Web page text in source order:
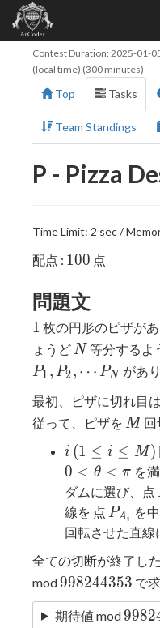
Contest Duration: 2025-01-
(local time) (300 minutes)
Top Tasks
Team Standings
P - Pizza
Time Limit: 2 sec /
配点 : 100
100 点
問題文
1
1 枚の円形のピザが
ょうど N
N 等分するよ
P1 , P2, ⋯ PN があ
最初、ピザに切れ目
従って、ピザを M
M 回
i
i (1
\le
i
\le
M)
(1 ≤ i ≤ M)
0 < θ < π を
ダムに選び、点
線を 点 PAi を
回転させた直線
全ての切断が終了し
mod998244353
998244353 で
期待値 mod9982